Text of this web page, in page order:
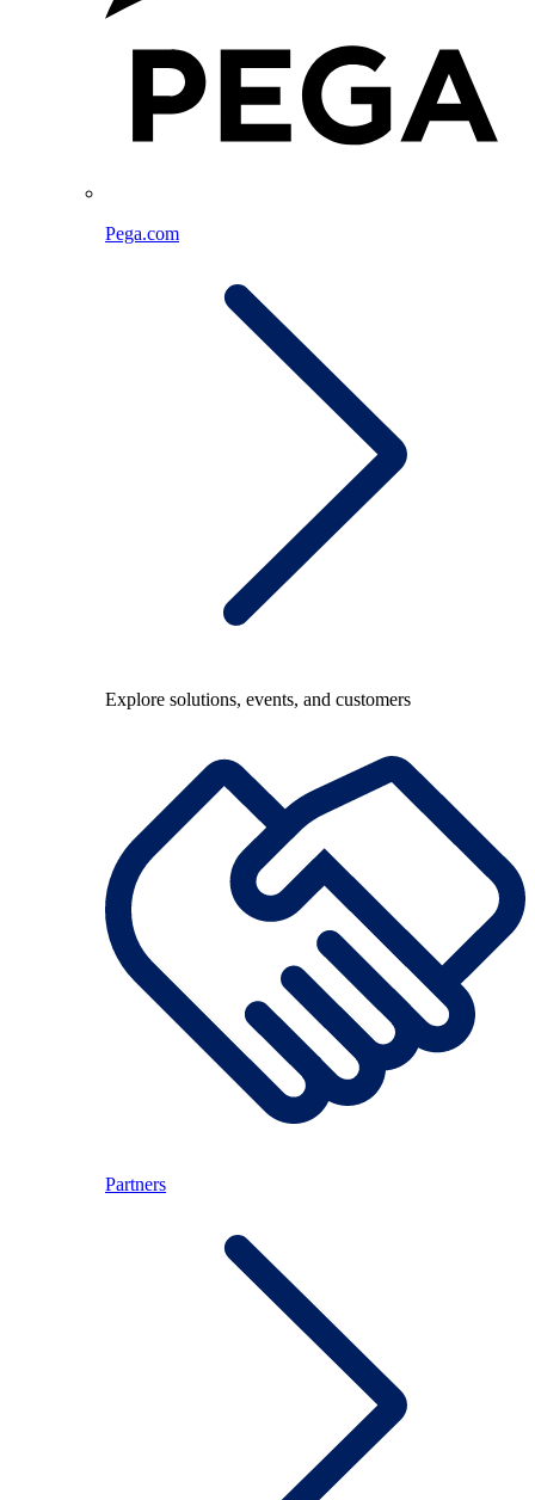
Pega.com
Explore solutions, events, and customers
Partners